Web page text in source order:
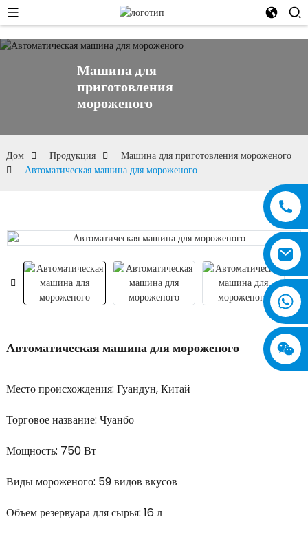
Машина для
приготовления
мороженого
Дом Продукция
Машина для приготовления мороженого
Автоматическая машина для мороженого
Автоматическая машина для мороженого
Место происхождения: Гуандун, Китай
Торговое название: Чуанбо
Мощность: 750 Вт
Виды мороженого: 59 видов вкусов
Объем резервуара для сырья: 16 л